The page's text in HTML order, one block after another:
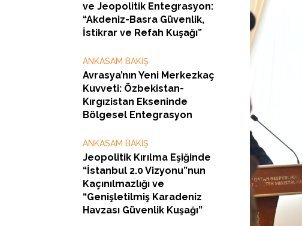
ve Jeopolitik Entegrasyon:
“Akdeniz-Basra Güvenlik,
İstikrar ve Refah Kuşağı”
ANKASAM BAKIŞ
Avrasya’nın Yeni Merkezkaç
Kuvveti: Özbekistan-
Kırgızistan Ekseninde
Bölgesel Entegrasyon
ANKASAM BAKIŞ
Jeopolitik Kırılma Eşiğinde
“İstanbul 2.0 Vizyonu”nun
Kaçınılmazlığı ve
“Genişletilmiş Karadeniz
Havzası Güvenlik Kuşağı”